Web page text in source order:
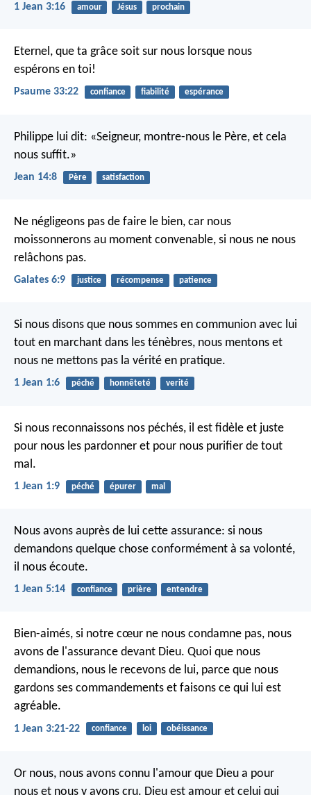
1 Jean 3:16 amour Jésus prochain
Eternel, que ta grâce soit sur nous lorsque nous
espérons en toi!
Psaume 33:22 confiance fiabilité espérance
Philippe lui dit: «Seigneur, montre-nous le Père, et cela
nous suffit.»
Jean 14:8 Père satisfaction
Ne négligeons pas de faire le bien, car nous
moissonnerons au moment convenable, si nous ne nous
relâchons pas.
Galates 6:9 justice récompense patience
Si nous disons que nous sommes en communion avec lui
tout en marchant dans les ténèbres, nous mentons et
nous ne mettons pas la vérité en pratique.
1 Jean 1:6 péché honnêteté verité
Si nous reconnaissons nos péchés, il est fidèle et juste
pour nous les pardonner et pour nous purifier de tout
mal.
1 Jean 1:9 péché épurer mal
Nous avons auprès de lui cette assurance: si nous
demandons quelque chose conformément à sa volonté,
il nous écoute.
1 Jean 5:14 confiance prière entendre
Bien-aimés, si notre cœur ne nous condamne pas, nous
avons de l'assurance devant Dieu. Quoi que nous
demandions, nous le recevons de lui, parce que nous
gardons ses commandements et faisons ce qui lui est
agréable.
1 Jean 3:21-22 confiance loi obéissance
Or nous, nous avons connu l'amour que Dieu a pour
nous et nous y avons cru. Dieu est amour et celui qui